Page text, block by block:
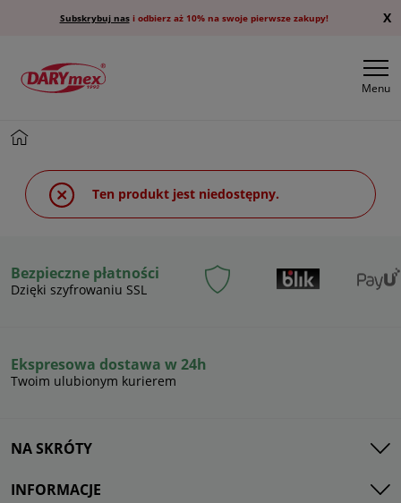
Subskrybuj nasi odbierz aż 10% na swoje pierwsze zakupy! X
Menu
Ten produkt jest niedostępny.
Bezpieczne płatności
Dzięki szyfrowaniu SSL
Ekspresowa dostawa w 24h
Twoim ulubionym kurierem
NA SKRÓTY
INFORMACJE